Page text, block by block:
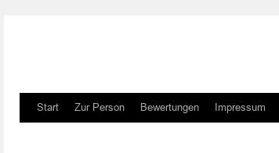
Zum
Start Zur Person Bewertungen Impressum